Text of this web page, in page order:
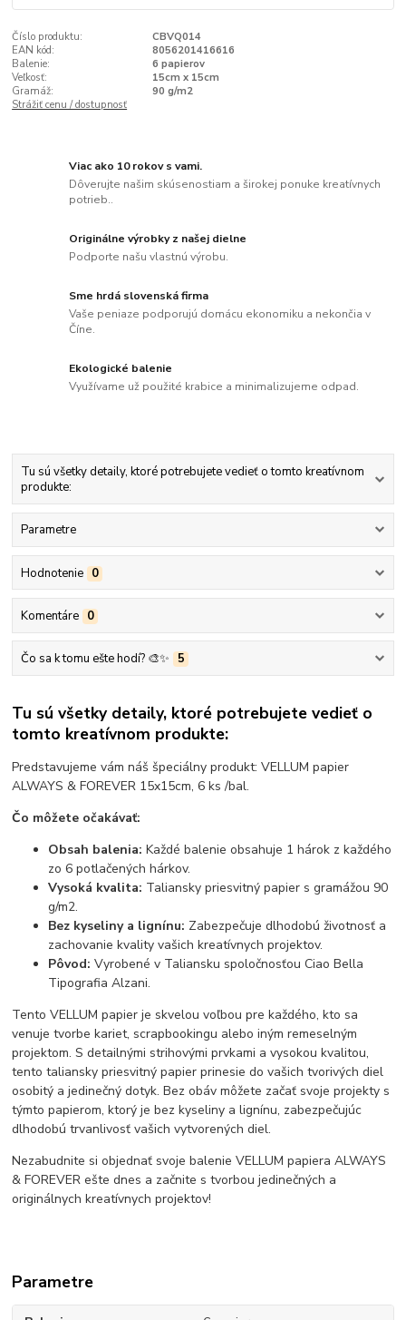
Číslo produktu:
CBVQ014
EAN kód:
8056201416616
Balenie:
6 papierov
Veľkosť:
15cm x 15cm
Gramáž:
90 g/m2
Strážiť cenu / dostupnosť
Viac ako 10 rokov s vami.
Dôverujte našim skúsenostiam a širokej ponuke kreatívnych
potrieb..
Originálne výrobky z našej dielne
Podporte našu vlastnú výrobu.
Sme hrdá slovenská firma
Vaše peniaze podporujú domácu ekonomiku a nekončia v
Číne.
Ekologické balenie
Využívame už použité krabice a minimalizujeme odpad.
Tu sú všetky detaily, ktoré potrebujete vedieť o tomto kreatívnom
produkte:
Parametre
Hodnotenie 0
Komentáre 0
Čo sa k tomu ešte hodí? 🎨✨ 5
Tu sú všetky detaily, ktoré potrebujete vedieť o
tomto kreatívnom produkte:
Predstavujeme vám náš špeciálny produkt: VELLUM papier
ALWAYS & FOREVER 15x15cm, 6 ks /bal.
Čo môžete očakávať:
Obsah balenia: Každé balenie obsahuje 1 hárok z každého
zo 6 potlačených hárkov.
Vysoká kvalita: Taliansky priesvitný papier s gramážou 90
g/m2.
Bez kyseliny a lignínu: Zabezpečuje dlhodobú životnosť a
zachovanie kvality vašich kreatívnych projektov.
Pôvod: Vyrobené v Taliansku spoločnosťou Ciao Bella
Tipografia Alzani.
Tento VELLUM papier je skvelou voľbou pre každého, kto sa
venuje tvorbe kariet, scrapbookingu alebo iným remeselným
projektom. S detailnými strihovými prvkami a vysokou kvalitou,
tento taliansky priesvitný papier prinesie do vašich tvorivých diel
osobitý a jedinečný dotyk. Bez obáv môžete začať svoje projekty s
týmto papierom, ktorý je bez kyseliny a lignínu, zabezpečujúc
dlhodobú trvanlivosť vašich vytvorených diel.
Nezabudnite si objednať svoje balenie VELLUM papiera ALWAYS
& FOREVER ešte dnes a začnite s tvorbou jedinečných a
originálnych kreatívnych projektov!
Parametre